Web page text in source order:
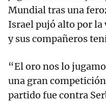
Mundial tras una
Israel pujó alto por
y sus compañeros
“El oro nos lo
una gran
partido fue contra